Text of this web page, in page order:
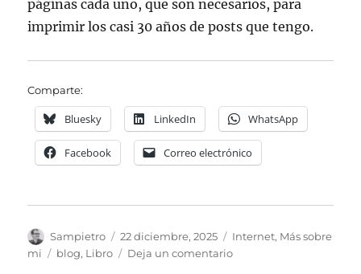
páginas cada uno, que son necesarios, para
imprimir los casi 30 años de posts que tengo.
Comparte:
Bluesky LinkedIn WhatsApp
Facebook Correo electrónico
Autor
Sampietro
Publicado
el
22 diciembre, 2025 Categorías
Internet, Más sobre
mi
Etiquetas
blog, Libro Deja un comentarioen